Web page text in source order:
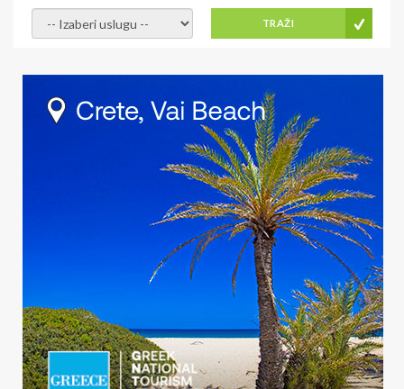
- Izaberite uslugu - TRAŽI